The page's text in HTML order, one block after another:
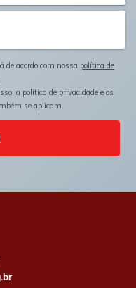
de acordo com nossa política de
a política de privacidade e os
se aplicam.